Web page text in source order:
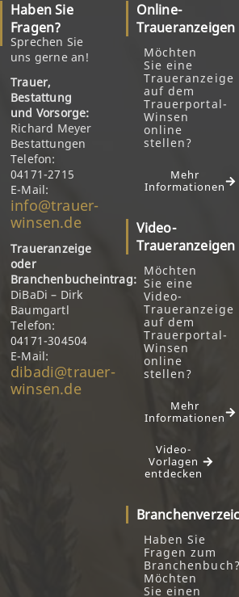
Haben Sie
Fragen?
Sprechen Sie
uns gerne an!
Trauer,
Bestattung
und Vorsorge:
Richard Meyer
Bestattungen
Telefon:
04171-2715
E-Mail:
info@trauer-
winsen.de
Traueranzeige
oder
Branchenbucheintrag:
DiBaDi – Dirk
Baumgartl
Telefon:
04171-304504
E-Mail:
dibadi@trauer-
winsen.de
Online-
Traueranzeigen
Möchten
Sie eine
Traueranzeige
auf dem
Trauerportal-
Winsen
online
stellen?
Mehr
Informationen
Video-
Traueranzeigen
Möchten
Sie eine
Video-
Traueranzeige
auf dem
Trauerportal-
Winsen
online
stellen?
Mehr
Informationen
Video-
Vorlagen
entdecken
Haben Sie
Fragen zum
Möchten
Sie einen